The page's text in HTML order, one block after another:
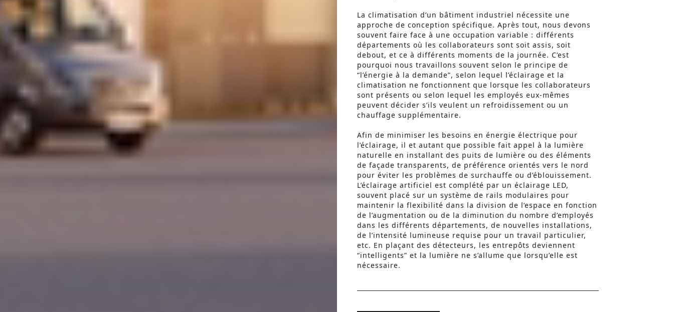
La climatisation d’un bâtiment industriel nécessite une
approche de conception spécifique. Après tout, nous devons
souvent faire face à une occupation variable : différents
départements où les collaborateurs sont soit assis, soit
debout, et ce à différents moments de la journée. C’est
pourquoi nous travaillons souvent selon le principe de
“l’énergie à la demande”, selon lequel l’éclairage et la
climatisation ne fonctionnent que lorsque les collaborateurs
sont présents ou selon lequel les employés eux-mêmes
peuvent décider s’ils veulent un refroidissement ou un
chauffage supplémentaire.
Afin de minimiser les besoins en énergie électrique pour
l’éclairage, il et autant que possible fait appel à la lumière
naturelle en installant des puits de lumière ou des éléments
de façade transparents, de préférence orientés vers le nord
pour éviter les problèmes de surchauffe ou d’éblouissement.
L’éclairage artificiel est complété par un éclairage LED,
souvent placé sur un système de rails modulaires pour
maintenir la flexibilité dans la division de l’espace en fonction
de l’augmentation ou de la diminution du nombre d’employés
dans les différents départements, de nouvelles installations,
de l’intensité lumineuse requise pour un travail particulier,
etc. En plaçant des détecteurs, les entrepôts deviennent
“intelligents” et la lumière ne s’allume que lorsqu’elle est
nécessaire.